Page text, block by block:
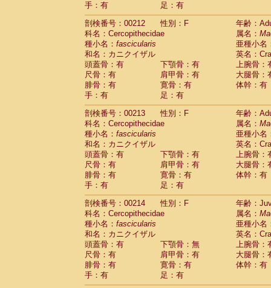
手：有
足：有
剖検番号：00212
性別：F
年齢：
科名：Cercopithecidae
属名：
種小名： fascicularis
亜種小名
和名：カニクイザル
英名：
頭蓋骨：有
下顎骨：有
上腕骨：
尺骨：有
肩甲骨：有
大腿骨：
腓骨：有
寛骨：有
体幹：有
手：有
足：有
剖検番号：00213
性別：F
年齢：
科名：Cercopithecidae
属名：
種小名： fascicularis
亜種小名
和名：カニクイザル
英名：
頭蓋骨：有
下顎骨：有
上腕骨：
尺骨：有
肩甲骨：有
大腿骨：
腓骨：有
寛骨：有
体幹：有
手：有
足：有
剖検番号：00214
性別：F
年齢：
科名：Cercopithecidae
属名：
種小名： fascicularis
亜種小名
和名：カニクイザル
英名：
頭蓋骨：有
下顎骨：無
上腕骨：
尺骨：有
肩甲骨：有
大腿骨：
腓骨：有
寛骨：有
体幹：有
手：有
足：有